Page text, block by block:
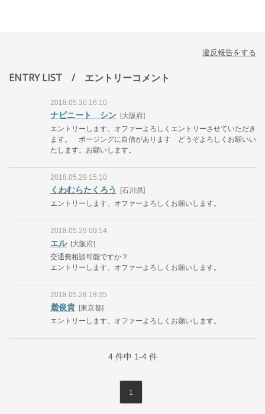
違反報告をする
ENTRY LIST / エントリーコメント
2018.05.30 16:10
ナビニート シン [大阪府]
エントリーします、オファーよろしくエントリーさせていただき
ます。 ポージングに自信があります どうぞよろしくお願いい
たします。お願いします。
2018.05.29 15:10
くわむらたくろう
[石川県]
エントリーします、オファーよろしくお願いします。
2018.05.29 09:14
エル [大阪府]
交通費相談可能ですか？
エントリーします、オファーよろしくお願いします。
2018.05.28 18:35
麓俊貴 [東京都]
エントリーします、オファーよろしくお願いします。
4件中 1-4件
1